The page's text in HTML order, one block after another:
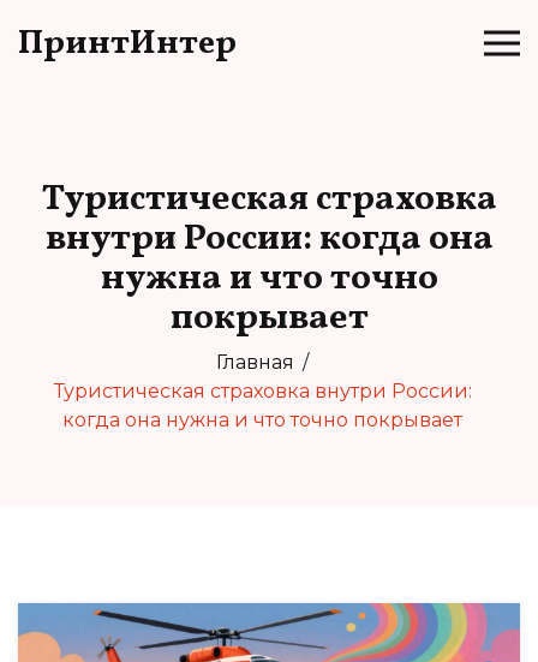
ПринтИнтер
Туристическая страховка
внутри России: когда она
нужна и что точно
покрывает
Главная
Туристическая страховка внутри России:
когда она нужна и что точно покрывает